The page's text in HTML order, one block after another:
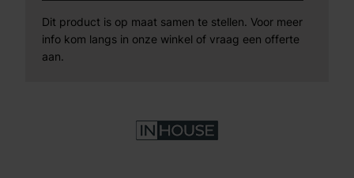
Dit product is op maat samen te stellen. Voor meer
info kom langs in onze winkel of vraag een offerte
aan.